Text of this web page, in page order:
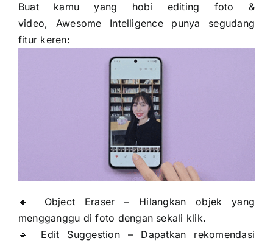
Buat kamu yang hobi editing foto &
video, Awesome Intelligence punya segudang
fitur keren:
🔹 Object Eraser – Hilangkan objek yang
mengganggu di foto dengan sekali klik.
🔹 Edit Suggestion – Dapatkan rekomendasi